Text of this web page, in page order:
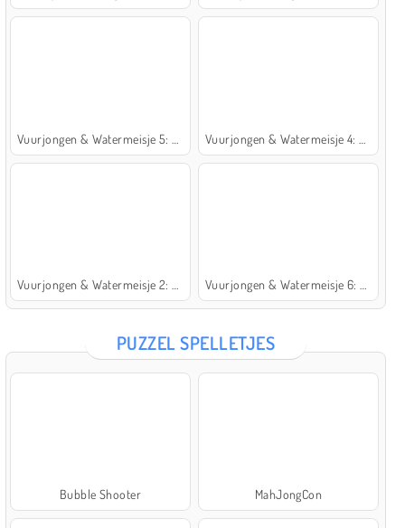
PUZZEL SPELLETJES
Bubble Shooter MahJongCon